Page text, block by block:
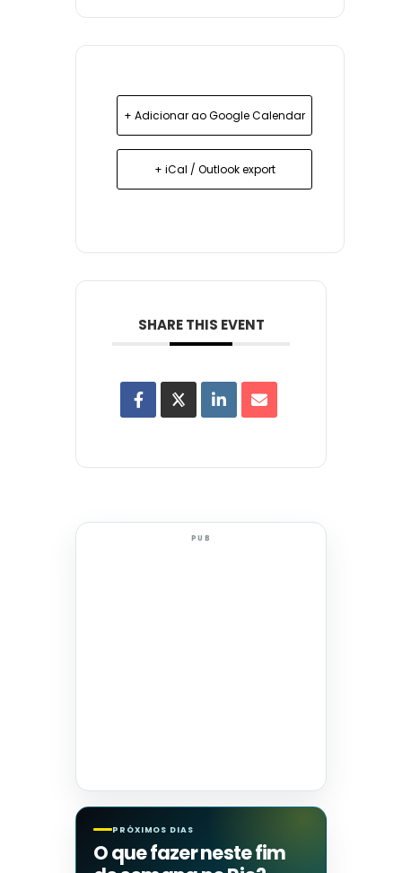
+ Adicionar ao Google Calendar
+ iCal / Outlook export
SHARE THIS EVENT
PUB
PRÓXIMOS DIAS
O que fazer neste fim